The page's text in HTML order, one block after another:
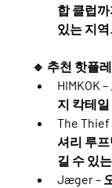
합 클럽
있는 지역.
🔹 추천 핫플
HIMKOK –
지 칵테
The
셔리 루
길 수 있
Jæger –